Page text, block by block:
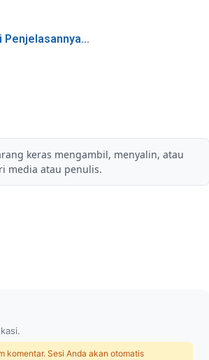
Penjelasannya…
keras mengambil, menyalin, atau
media atau penulis.
komentar. Sesi Anda akan otomatis